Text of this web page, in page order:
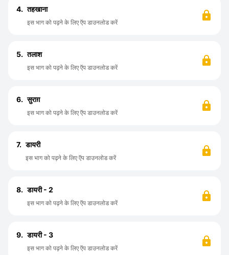
4. तहखाना
इस भाग को पढ़ने के लिए ऍप डाउनलोड करें
5. तलाश
इस भाग को पढ़ने के लिए ऍप डाउनलोड करें
6. सुराग़
इस भाग को पढ़ने के लिए ऍप डाउनलोड करें
7. डायरी
इस भाग को पढ़ने के लिए ऍप डाउनलोड करें
8. डायरी - 2
इस भाग को पढ़ने के लिए ऍप डाउनलोड करें
9. डायरी - 3
इस भाग को पढ़ने के लिए ऍप डाउनलोड करें